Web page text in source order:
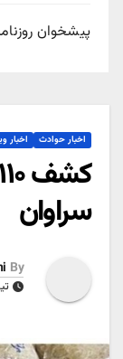
پیشخوان
اخبار حوادث اخبار
سراوان
By
تیر